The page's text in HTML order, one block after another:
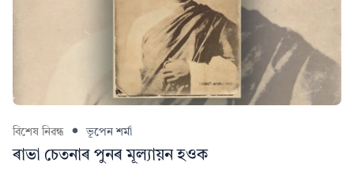
বিশেষ নিৱন্ধ ভূপেন শৰ্মা
ৰাভা চেতনাৰ পুনৰ মূল্যায়ন হওক